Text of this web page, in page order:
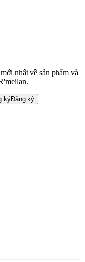
nhất về sản phẩm và
kýĐăng ký